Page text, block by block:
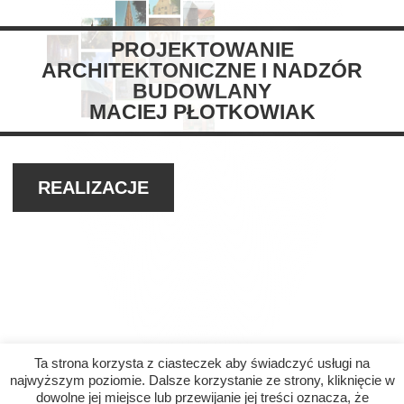
PROJEKTOWANIE
ARCHITEKTONICZNE I NADZÓR
BUDOWLANY
MACIEJ PŁOTKOWIAK
REALIZACJE
Ta strona korzysta z ciasteczek aby świadczyć usługi na
najwyższym poziomie. Dalsze korzystanie ze strony, kliknięcie w
dowolne jej miejsce lub przewijanie jej treści oznacza, że